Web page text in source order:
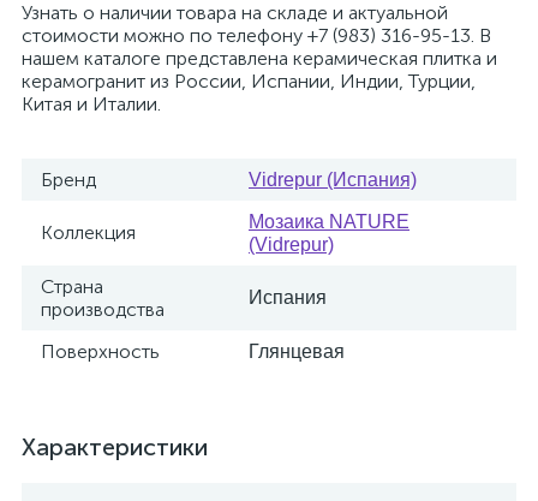
Узнать о наличии товара на складе и актуальной
стоимости можно по телефону +7 (983) 316-95-13. В
нашем каталоге представлена керамическая плитка и
керамогранит из России, Испании, Индии, Турции,
Китая и Италии.
Бренд Vidrepur (Испания)
Коллекция
Мозаика NATURE
(Vidrepur)
Страна
производства
Испания
Поверхность Глянцевая
Характеристики